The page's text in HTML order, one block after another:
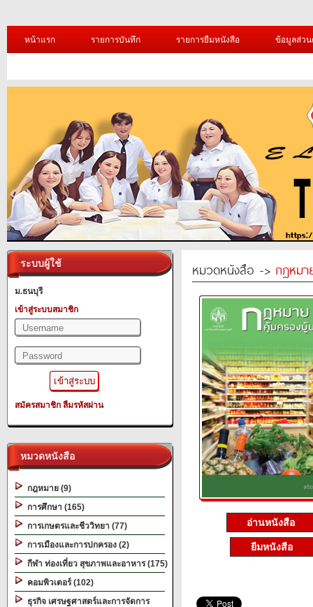
หน้าแรก รายการบันทึก รายการยืมหนังสือ ข้อมูลส่ว
ระบบผู้ใช้
ม.ธนบุรี
เข้าสู่ระบบสมาชิก
สมัครสมาชิก ลืมรหัสผ่าน
หมวดหนังสือ
กฎหมาย (9)
การศึกษา (165)
การเกษตรและชีววิทยา (77)
การเมืองและการปกครอง (2)
กีฬา ท่องเที่ยว สุขภาพและอาหาร (175)
คอมพิวเตอร์ (102)
ธุรกิจ เศรษฐศาสตร์และการจัดการ
หมวดหนังสือ -> กฎหมา
อ่านหนังสือ
ยืมหนังสือ